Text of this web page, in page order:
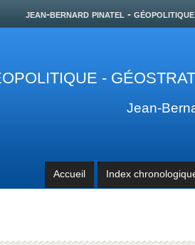
jean-bernard pinatel -
-
Jean-
Accueil Index